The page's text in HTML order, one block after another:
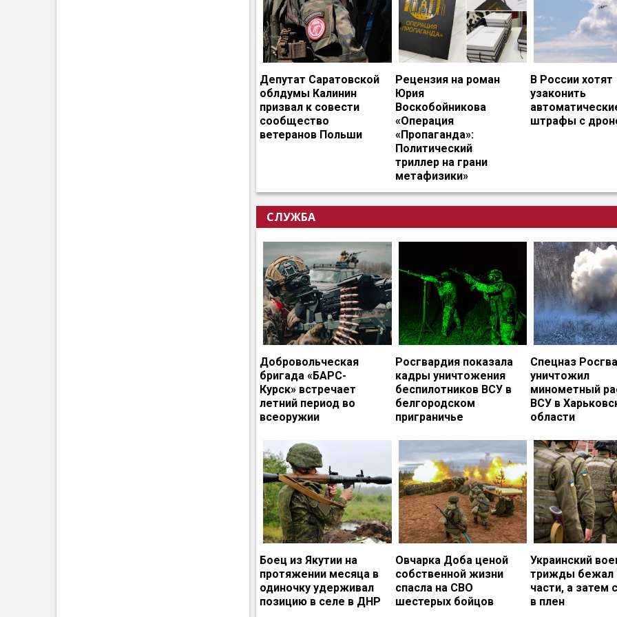
Депутат Саратовской
облдумы Калинин
призвал к совести
сообщество
ветеранов Польши
Рецензия на роман
Юрия
Воскобойникова
«Операция
«Пропаганда»:
Политический
триллер на грани
метафизики»
В России хотят
узаконить
штрафы с
СЛУЖБА
Добровольческая
бригада «БАРС-
Курск» встречает
летний период во
всеоружии
Росгвардия показала
кадры уничтожения
беспилотников ВСУ в
белгородском
приграничье
Спецназ
уничтожил
минометный
ВСУ в
области
Боец из Якутии на
протяжении месяца в
одиночку удерживал
позицию в селе в ДНР
Овчарка Доба ценой
собственной жизни
спасла на СВО
шестерых бойцов
Украинский
трижды бежал
части, а затем
в плен